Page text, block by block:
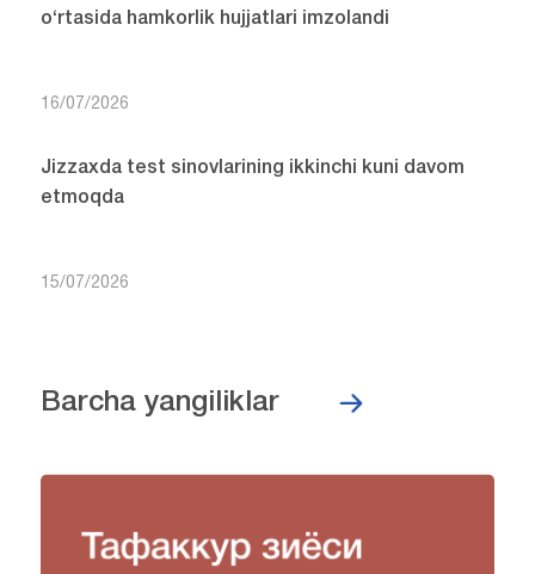
o‘rtasida hamkorlik hujjatlari imzolandi
16/07/2026
Jizzaxda test sinovlarining ikkinchi kuni davom
etmoqda
15/07/2026
Barcha yangiliklar